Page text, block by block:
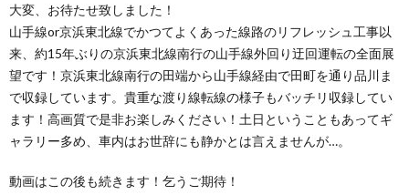
大変、お待たせ致しました！
山手線or京浜東北線でかつてよくあった線路のリフレッシュ工事以
来、約15年ぶりの京浜東北線南行の山手線外回り迂回運転の全面展
望です！京浜東北線南行の田端から山手線経由で田町を通り品川ま
で収録しています。貴重な渡り線転線の様子もバッチリ収録してい
ます！高画質で是非お楽しみください！土日ということもあってギ
ャラリー多め、車内はお世辞にも静かとは言えませんが…。
動画はこの後も続きます！乞うご期待！